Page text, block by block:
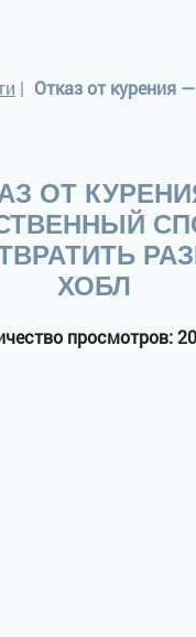
|
ОТ
ХОБЛ
просмотров: